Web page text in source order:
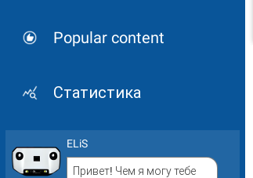
Popular content
Статистика
ELiS
Привет! Чем я могу тебе